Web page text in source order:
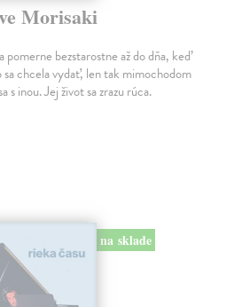
Morisaki
pomerne bezstarostne až do dňa, keď
chcela vydať, len tak mimochodom
s inou. Jej život sa zrazu rúca.
na sklade